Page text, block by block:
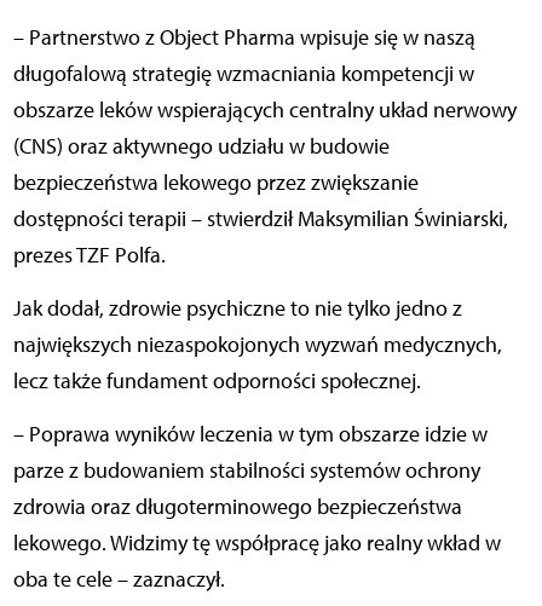
– Partnerstwo z Object Pharma wpisuje się w naszą
długofalową strategię wzmacniania kompetencji w
obszarze leków wspierających centralny układ nerwowy
(CNS) oraz aktywnego udziału w budowie
bezpieczeństwa lekowego przez zwiększanie
dostępności terapii – stwierdził Maksymilian Świniarski,
prezes TZF Polfa.
Jak dodał, zdrowie psychiczne to nie tylko jedno z
największych niezaspokojonych wyzwań medycznych,
lecz także fundament odporności społecznej.
– Poprawa wyników leczenia w tym obszarze idzie w
parze z budowaniem stabilności systemów ochrony
zdrowia oraz długoterminowego bezpieczeństwa
lekowego. Widzimy tę współpracę jako realny wkład w
oba te cele – zaznaczył.